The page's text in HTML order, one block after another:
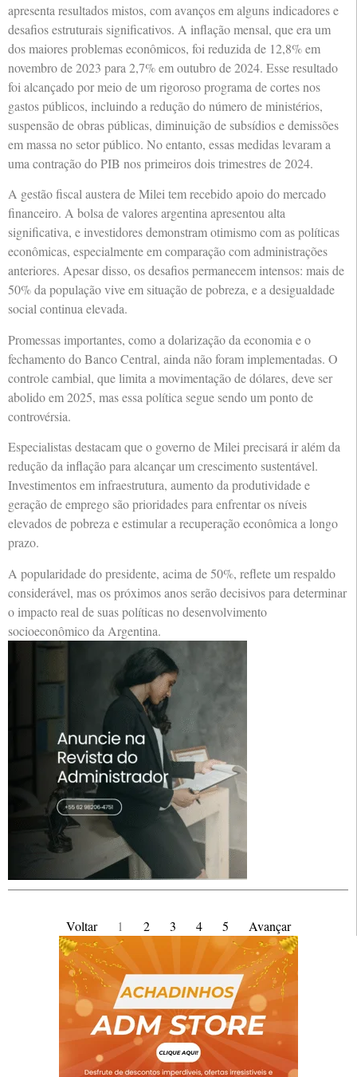
apresenta resultados mistos, com avanços em alguns indicadores e
desafios estruturais significativos. A inflação mensal, que era um
dos maiores problemas econômicos, foi reduzida de 12,8% em
novembro de 2023 para 2,7% em outubro de 2024. Esse resultado
foi alcançado por meio de um rigoroso programa de cortes nos
gastos públicos, incluindo a redução do número de ministérios,
suspensão de obras públicas, diminuição de subsídios e demissões
em massa no setor público. No entanto, essas medidas levaram a
uma contração do PIB nos primeiros dois trimestres de 2024.
A gestão fiscal austera de Milei tem recebido apoio do mercado
financeiro. A bolsa de valores argentina apresentou alta
significativa, e investidores demonstram otimismo com as políticas
econômicas, especialmente em comparação com administrações
anteriores. Apesar disso, os desafios permanecem intensos: mais de
50% da população vive em situação de pobreza, e a desigualdade
social continua elevada.
Promessas importantes, como a dolarização da economia e o
fechamento do Banco Central, ainda não foram implementadas. O
controle cambial, que limita a movimentação de dólares, deve ser
abolido em 2025, mas essa política segue sendo um ponto de
controvérsia.
Especialistas destacam que o governo de Milei precisará ir além da
redução da inflação para alcançar um crescimento sustentável.
Investimentos em infraestrutura, aumento da produtividade e
geração de emprego são prioridades para enfrentar os níveis
elevados de pobreza e estimular a recuperação econômica a longo
prazo.
A popularidade do presidente, acima de 50%, reflete um respaldo
considerável, mas os próximos anos serão decisivos para determinar
o impacto real de suas políticas no desenvolvimento
socioeconômico da Argentina.
Voltar 1 2 3 4 5 Avançar